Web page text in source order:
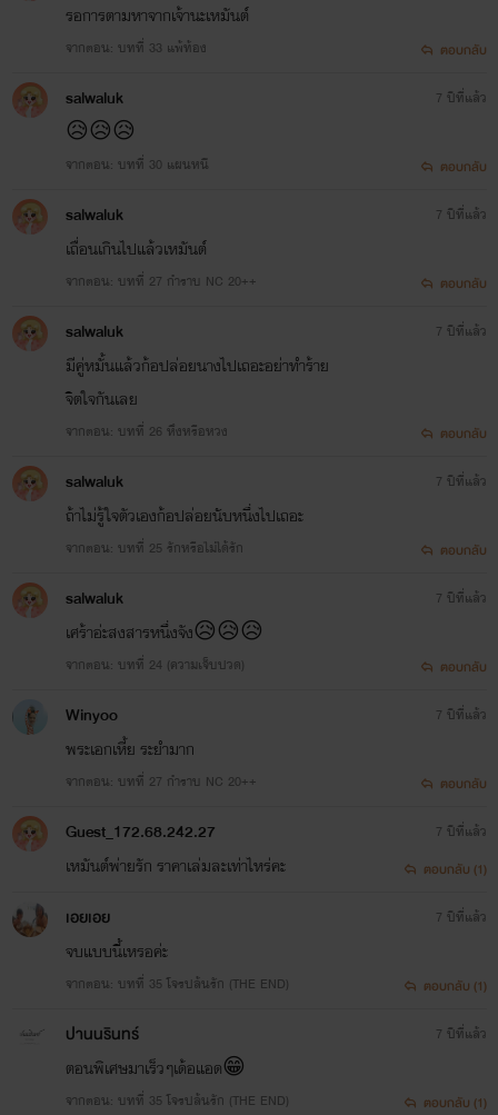
รอการตามหาจากเจ้านะเหมันต์
จากตอน: บทที่ 33 แพ้ท้อง ตอบกลับ
salwaluk
😥😥😥
จากตอน: บทที่ 30 แผนหนี
7 ปีที่แล้ว
ตอบกลับ
salwaluk
เถื่อนเกินไปแล้วเหมันต์
จากตอน: บทที่ 27 กำราบ NC 20++
7 ปีที่แล้ว
ตอบกลับ
salwaluk
มีคู่หมั้นแล้วก้อปล่อยนางไปเถอะอย่าทำร้าย
จิตใจกันเลย
จากตอน: บทที่ 26 หึงหรือหวง
7 ปีที่แล้ว
ตอบกลับ
salwaluk
ถ้าไม่รู้ใจตัวเองก้อปล่อยนับหนึ่งไปเถอะ
จากตอน: บทที่ 25 รักหรือไม่ได้รัก
7 ปีที่แล้ว
ตอบกลับ
salwaluk
เศร้าอ่ะสงสารหนึ่งจัง😥😥😥
จากตอน: บทที่ 24 (ความเจ็บปวด)
7 ปีที่แล้ว
ตอบกลับ
Winyoo
พระเอกเหี้ย ระยำมาก
จากตอน: บทที่ 27 กำราบ NC 20++
7 ปีที่แล้ว
ตอบกลับ
Guest_172.68.242.27
เหมันต์พ่ายรัก ราคาเล่มละเท่าไหร่คะ
7 ปีที่แล้ว
ตอบกลับ (1)
เอยเอย
จบแบบนี้เหรอค่ะ
จากตอน: บทที่ 35 โจรปล้นรัก (THE END)
7 ปีที่แล้ว
ตอบกลับ (1)
ปานนรินทร์
ตอนพิเศษมาเร็วๆเด้อแอด😁
จากตอน: บทที่ 35 โจรปล้นรัก (THE END)
7 ปีที่แล้ว
ตอบกลับ (1)